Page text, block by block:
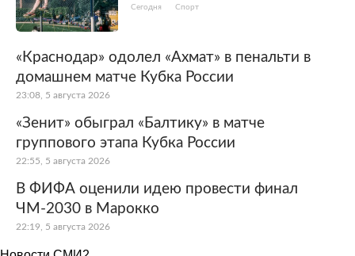
Сегодня Спорт
«Краснодар» одолел «Ахмат» в пенальти в
домашнем матче Кубка России
23:08, 5 августа 2026
«Зенит» обыграл «Балтику» в матче
группового этапа Кубка России
22:55, 5 августа 2026
В ФИФА оценили идею провести финал
ЧМ-2030 в Марокко
22:19, 5 августа 2026